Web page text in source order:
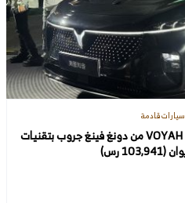
سيارات قادمة
الإطلاق الرسمي لسيارة VOYAH Soulmate من دونغ فينغ جروب بتقنيات